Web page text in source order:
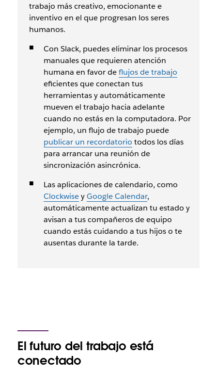
trabajo más creativo, emocionante e
inventivo en el que progresan los seres
humanos.
Con Slack, puedes eliminar los procesos
manuales que requieren atención
humana en favor deflujos de trabajo
eficientes que conectan tus
herramientas y automáticamente
mueven el trabajo hacia adelante
cuando no estás en la computadora. Por
ejemplo, un flujo de trabajo puede
publicar un recordatorio todos los días
para arrancar una reunión de
sincronización asincrónica.
Las aplicaciones de calendario, como
ClockwiseyGoogle Calendar,
automáticamente actualizan tu estado y
avisan a tus compañeros de equipo
cuando estás cuidando a tus hijos o te
ausentas durante la tarde.
El futuro del trabajo está
conectado